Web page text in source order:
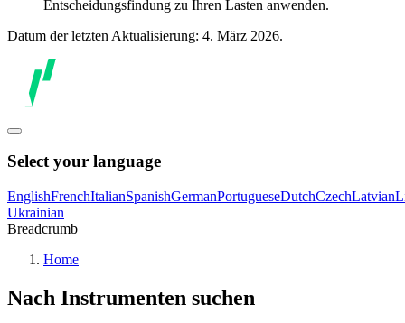
Entscheidungsfindung zu Ihren Lasten anwenden.
Datum der letzten Aktualisierung: 4. März 2026.
Select your language
EnglishFrenchItalianSpanishGermanPortugueseDutchCzechLatvian
Ukrainian
Breadcrumb
Home
Nach Instrumenten suchen